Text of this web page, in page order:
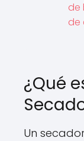
de
de
¿Qué
Un